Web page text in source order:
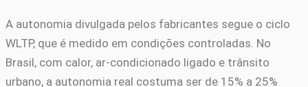
A autonomia divulgada pelos fabricantes segue o ciclo
WLTP, que é medido em condições controladas. No
Brasil, com calor, ar-condicionado ligado e trânsito
urbano, a autonomia real costuma ser de 15% a 25%